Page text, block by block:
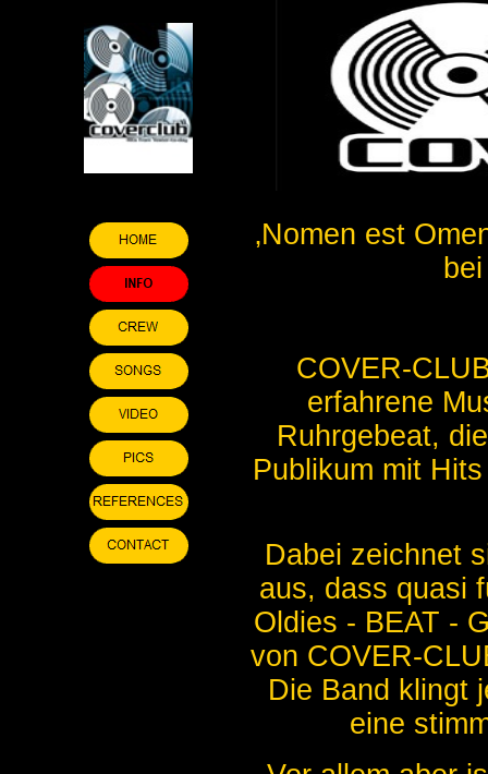
‚Nomen est
COVER-
erfahrene
Ruhrgebeat,
Publikum mit
Dabei zeichnet
aus, dass quasi
Oldies - BEAT -
von COVER-
Die Band klingt
eine